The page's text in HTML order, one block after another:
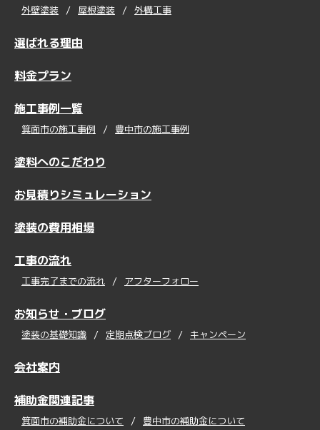
外壁塗装 屋根塗装 外構工事
選ばれる理由
料金プラン
施工事例一覧
箕面市の施工事例 豊中市の施工事例
塗料へのこだわり
お見積りシミュレーション
塗装の費用相場
工事の流れ
工事完了までの流れ アフターフォロー
お知らせ・ブログ
塗装の基礎知識 定期点検ブログ キャンペーン
会社案内
補助金関連記事
箕面市の補助金について 豊中市の補助金について